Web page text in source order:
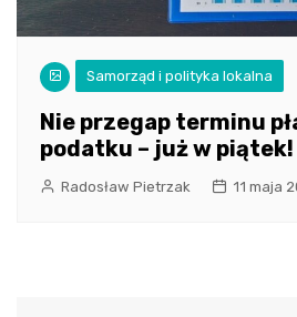
Samorząd i polityka lokalna
Nie przegap terminu
podatku – już w piątek!
Radosław Pietrzak 11 maja